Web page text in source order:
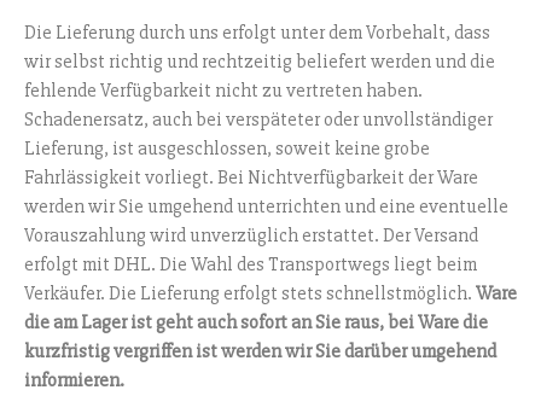
Die Lieferung durch uns erfolgt unter dem Vorbehalt, dass
wir selbst richtig und rechtzeitig beliefert werden und die
fehlende Verfügbarkeit nicht zu vertreten haben.
Schadenersatz, auch bei verspäteter oder unvollständiger
Lieferung, ist ausgeschlossen, soweit keine grobe
Fahrlässigkeit vorliegt. Bei Nichtverfügbarkeit der Ware
werden wir Sie umgehend unterrichten und eine eventuelle
Vorauszahlung wird unverzüglich erstattet. Der Versand
erfolgt mit DHL. Die Wahl des Transportwegs liegt beim
Verkäufer. Die Lieferung erfolgt stets schnellstmöglich. Ware
die am Lager ist geht auch sofort an Sie raus, bei Ware die
kurzfristig vergriffen ist werden wir Sie darüber umgehend
informieren.